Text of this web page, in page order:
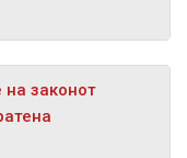
на законот